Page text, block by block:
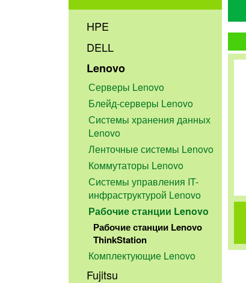
HPE
DELL
Lenovo
Серверы Lenovo
Блейд-серверы Lenovo
Системы хранения данных
Lenovo
Ленточные системы Lenovo
Коммутаторы Lenovo
Системы управления IT-
инфраструктурой Lenovo
Рабочие станции Lenovo
Рабочие станции Lenovo
ThinkStation
Комплектующие Lenovo
Fujitsu